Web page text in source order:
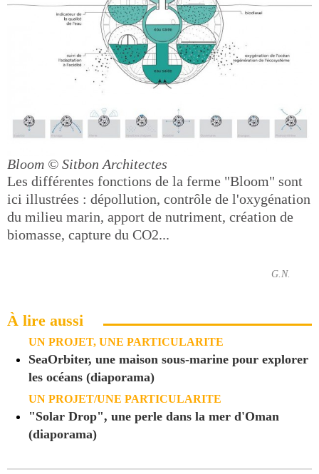
Bloom © Sitbon Architectes
Les différentes fonctions de la ferme "Bloom" sont
ici illustrées : dépollution, contrôle de l'oxygénation
du milieu marin, apport de nutriment, création de
biomasse, capture du CO2...
G.N.
À lire aussi
UN PROJET, UNE PARTICULARITE
SeaOrbiter, une maison sous-marine pour explorer
les océans (diaporama)
UN PROJET/UNE PARTICULARITE
"Solar Drop", une perle dans la mer d'Oman
(diaporama)